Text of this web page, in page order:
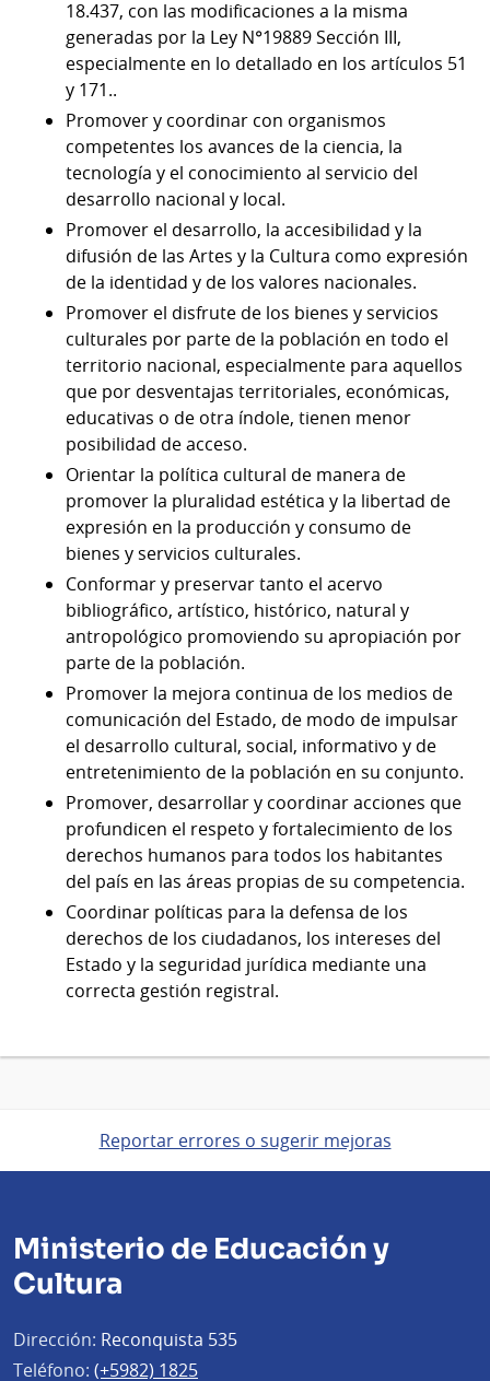
18.437, con las modificaciones a la misma
generadas por la Ley N°19889 Sección III,
especialmente en lo detallado en los artículos 51
y 171..
Promover y coordinar con organismos
competentes los avances de la ciencia, la
tecnología y el conocimiento al servicio del
desarrollo nacional y local.
Promover el desarrollo, la accesibilidad y la
difusión de las Artes y la Cultura como expresión
de la identidad y de los valores nacionales.
Promover el disfrute de los bienes y servicios
culturales por parte de la población en todo el
territorio nacional, especialmente para aquellos
que por desventajas territoriales, económicas,
educativas o de otra índole, tienen menor
posibilidad de acceso.
Orientar la política cultural de manera de
promover la pluralidad estética y la libertad de
expresión en la producción y consumo de
bienes y servicios culturales.
Conformar y preservar tanto el acervo
bibliográfico, artístico, histórico, natural y
antropológico promoviendo su apropiación por
parte de la población.
Promover la mejora continua de los medios de
comunicación del Estado, de modo de impulsar
el desarrollo cultural, social, informativo y de
entretenimiento de la población en su conjunto.
Promover, desarrollar y coordinar acciones que
profundicen el respeto y fortalecimiento de los
derechos humanos para todos los habitantes
del país en las áreas propias de su competencia.
Coordinar políticas para la defensa de los
derechos de los ciudadanos, los intereses del
Estado y la seguridad jurídica mediante una
correcta gestión registral.
Reportar errores o sugerir mejoras
Ministerio de Educación y
Cultura
Dirección: Reconquista 535
Teléfono: (+5982) 1825